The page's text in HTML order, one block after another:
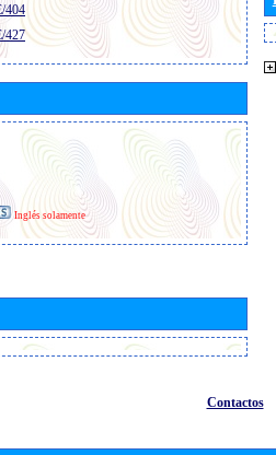
404
427
Inglés solamente
Contactos